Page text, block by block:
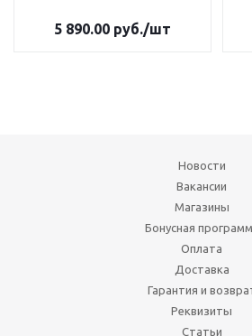
5 890.00 руб./шт
Новости
Вакансии
Магазины
Бонусная
Оплата
Доставка
Гарантия и
Реквизиты
Статьи